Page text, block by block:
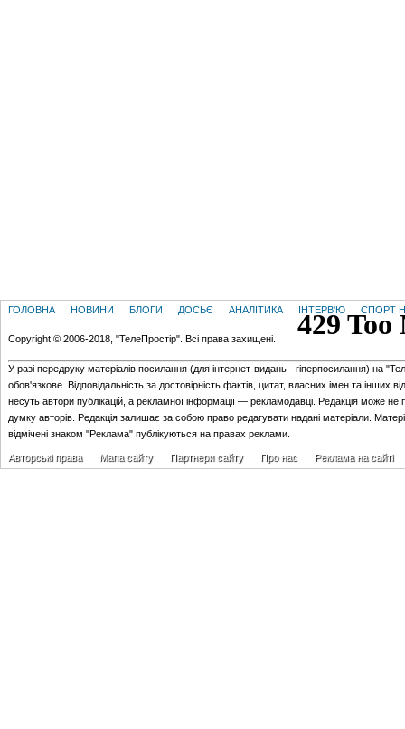
ГОЛОВНА НОВИНИ БЛОГИ ДОСЬЄ АНАЛІТИКА ІНТЕРВ'Ю СПОРТ
Copyright © 2006-2018, "ТелеПростір". Всі права захищені.
У разі передруку матеріалів посилання (для iнтернет-видань - гiперпосилання) на
обов'язкове. Відповідальність за достовірність фактів, цитат, власних імен та інших
несуть автори публікацій, а рекламної інформації — рекламодавці. Редакція може не
думку авторів. Редакція залишає за собою право редагувати надані матеріали.
відмічені знаком "Реклама" публікуються на правах реклами.
Авторські права Мапа сайту Партнери сайту Про нас Реклама на сайті